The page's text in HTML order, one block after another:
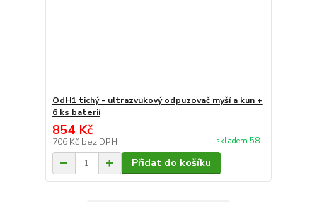
OdH1 tichý - ultrazvukový odpuzovač myší a kun +
6 ks baterií
854 Kč
706 Kč bez DPH skladem 58
Přidat do košíku